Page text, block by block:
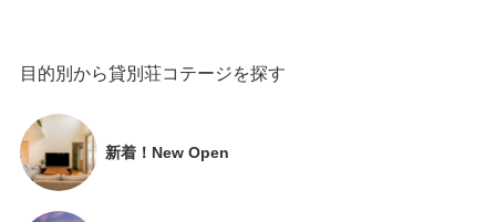
目的別から貸別荘コテージを探す
新着！New Open